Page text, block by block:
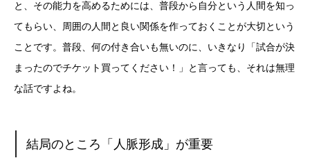
と、その能力を高めるためには、普段から自分という人間を知っ
てもらい、周囲の人間と良い関係を作っておくことが大切という
ことです。普段、何の付き合いも無いのに、いきなり「試合が決
まったのでチケット買ってください！」と言っても、それは無理
な話ですよね。
結局のところ「人脈形成」が重要